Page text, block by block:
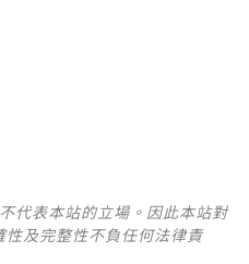
代表本站的立場。因此本站對
及完整性不負任何法律責